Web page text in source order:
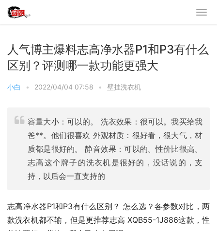
人气博主爆料志高净水器P1和P3有什么
区别？评测哪一款功能更强大
小白 • 2022/04/04 07:58 • 壁挂洗衣机
容量大小：可以的。 洗衣效果：很可以。我买给我
爸**。他们很喜欢 外观材质：很好看，很大气，材
质都是很好的。 静音效果：可以的。性价比很高。
志高这个牌子的洗衣机是很好的，没话说的，支
持，以后会一直支持的
志高净水器P1和P3有什么区别？ 怎么选？各参数对比，两
款洗衣机都不输，但是更推荐志高 XQB55-1J886这款，性